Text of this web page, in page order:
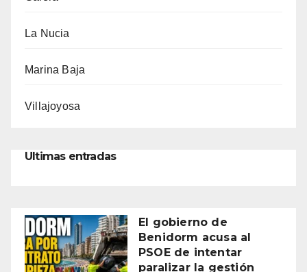
La Nucia
Marina Baja
Villajoyosa
Ultimas entradas
El gobierno de
Benidorm acusa al
PSOE de intentar
paralizar la gestión